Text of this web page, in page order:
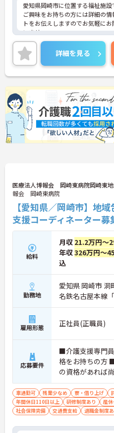
愛知県岡崎市に位置する福祉施設
ご興味をお持ちの方には詳細の
トをお伝えしますのでお気軽に
いませ。
詳細を見る
医療法人博報会 岡崎東病院岡崎東
報会 岡崎東病院
【愛知県／岡崎市】地
支援コーディネーター募
給料
月収 21.2万円～
年収326万円～
込
勤務地
愛知県 岡崎市 洞
名鉄名古屋本線
雇用形態 正社員(正職員)
応募要件
■介護支援専門
格をお持ちの方
の資格があれば
車通勤可 残業少なめ 寮・借り上げ
年間休日110日以上
研修制度あり 産
社会保険完備
交通費支給 退職金制度